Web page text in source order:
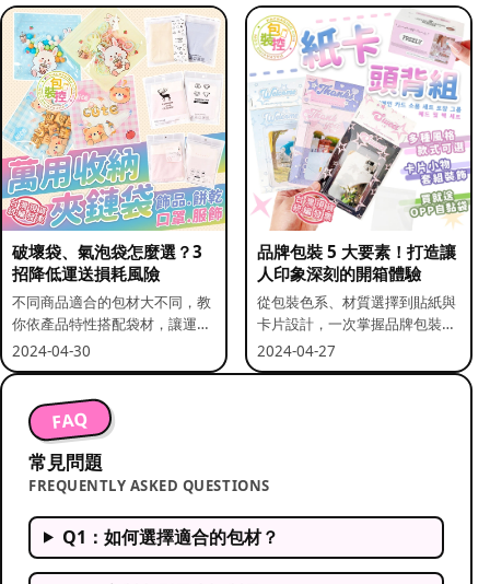
破壞袋、氣泡袋怎麼選？3
招降低運送損耗風險
不同商品適合的包材大不同，教
你依產品特性搭配袋材，讓運送
更安全。
2024-04-30
品牌包裝 5 大要素！打造讓
人印象深刻的開箱體驗
從包裝色系、材質選擇到貼紙與
卡片設計，一次掌握品牌包裝的
關鍵要素。
2024-04-27
FAQ
常見問題
FREQUENTLY ASKED QUESTIONS
Q1：如何選擇適合的包材？